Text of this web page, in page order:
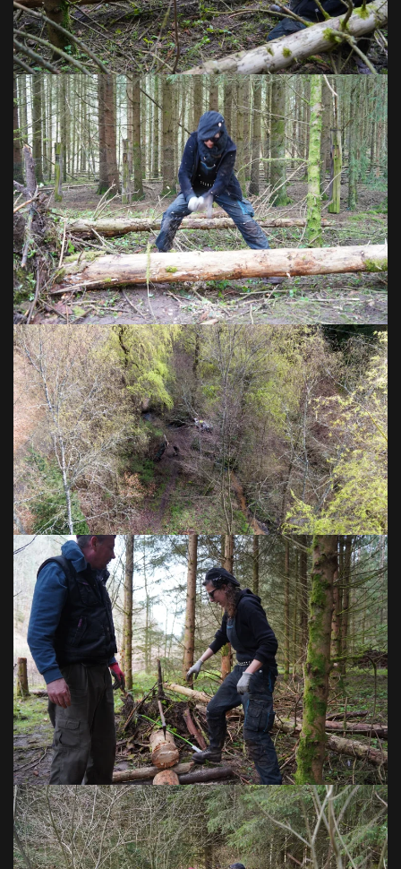
VOIR EN GRAND
VOIR EN GRAND
VOIR EN GRAND